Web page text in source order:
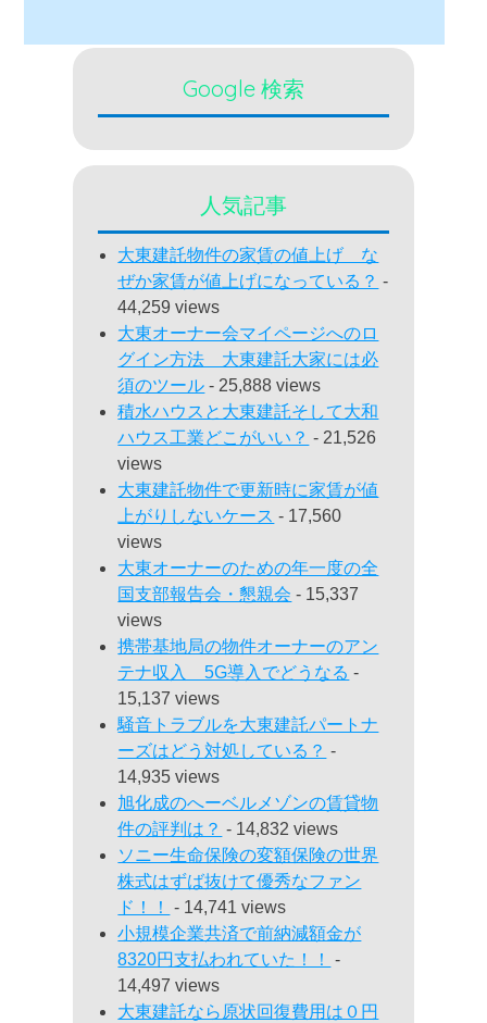
Google 検索
人気記事
大東建託物件の家賃の値上げ な
ぜか家賃が値上げになっている？ -
44,259 views
大東オーナー会マイページへのロ
グイン方法 大東建託大家には必
須のツール - 25,888 views
積水ハウスと大東建託そして大和
ハウス工業どこがいい？ - 21,526
views
大東建託物件で更新時に家賃が値
上がりしないケース - 17,560
views
大東オーナーのための年一度の全
国支部報告会・懇親会 - 15,337
views
携帯基地局の物件オーナーのアン
テナ収入 5G導入でどうなる -
15,137 views
騒音トラブルを大東建託パートナ
ーズはどう対処している？ -
14,935 views
旭化成のへーベルメゾンの賃貸物
件の評判は？ - 14,832 views
ソニー生命保険の変額保険の世界
株式はずば抜けて優秀なファン
ド！！
- 14,741 views
小規模企業共済で前納減額金が
8320円支払われていた！！
-
14,497 views
大東建託なら原状回復費用は０円